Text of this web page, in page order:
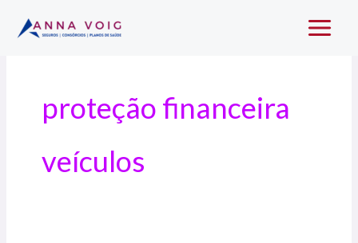
para
Main
proteção financeira
veículos